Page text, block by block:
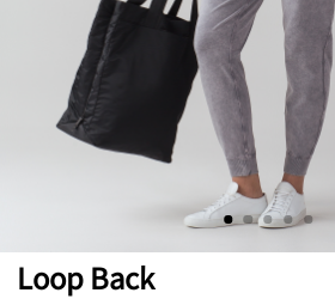
Loop Back